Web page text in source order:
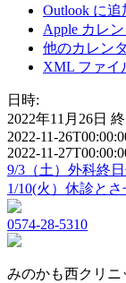
Outlook に追
Apple カレ
他のカレン
XML ファイ
日時:
2022年11月26日 終
2022-11-
2022-11-
9/3（土）外科終
1/10(火）休診とさ
0574-28-5310
みのかも西クリニ